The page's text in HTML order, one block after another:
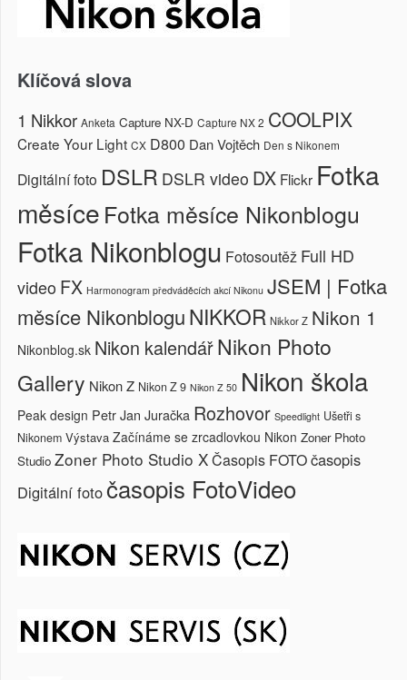
Klíčová slova
1 Nikkor Anketa Capture NX-D Capture NX 2 COOLPIX
Create Your Light CX D800 Dan Vojtěch Den s Nikonem
Digitální foto DSLR DSLR video DX Flickr Fotka
měsíceFotka měsíce Nikonblogu
Fotka Nikonblogu Fotosoutěž Full HD
video FX Harmonogram předváděcích akcí Nikonu JSEM | Fotka
měsíce NikonbloguNIKKOR Nikkor Z Nikon 1
Nikonblog.sk Nikon kalendářNikon Photo
Gallery Nikon Z Nikon Z 9 Nikon Z 50 Nikon škola
Peak design Petr Jan Juračka Rozhovor Speedlight Ušetři s
Nikonem Výstava Začínáme se zrcadlovkou Nikon Zoner Photo
Studio Zoner Photo Studio XČasopis FOTOčasopis
Digitální fotočasopis FotoVideo